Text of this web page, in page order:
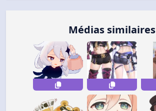
Médias similaires